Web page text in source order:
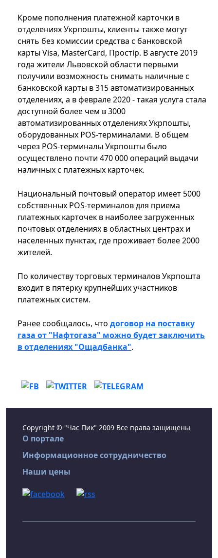
Кроме пополнения платежной карточки в
отделениях Укрпошты, клиенты также могут
снять без комиссии средства с банковской
карты Visa, MasterCard, Простір. В августе 2019
года жители Львовской области первыми
получили возможность снимать наличные с
банковской карты в 315 автоматизированных
отделениях, а в феврале 2020 - такая услуга стала
доступной более чем в 3000
автоматизированных отделениях Укрпошты,
оборудованных POS-терминалами. В общем
через POS-терминалы Укрпошты было
осуществлено почти 470 000 операций выдачи
наличных с платежных карточек.
Национальный почтовый оператор имеет 5000
собственных POS-терминалов для приема
платежных карточек в наиболее загруженных
почтовых отделениях в областных центрах и
населенных пунктах, где проживает более 2000
жителей.
По количеству торговых терминалов Укрпошта
входит в пятерку крупнейших участников
платежных систем.
Ранее сообщалось, что договор на поставку
газа от "Нафтогаза" можно будет заключить
в отделениях "Ощадбанка".
Copyright © "Час Пик" 2009 Все права защищены
О портале
Информационное сотрудничество
Наши цены